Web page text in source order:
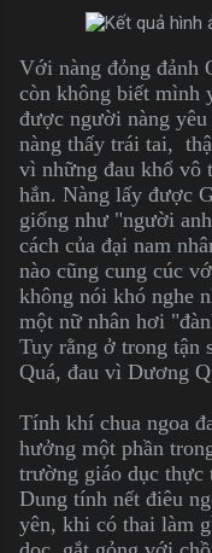
Với nàng đỏng đảnh
còn không biết mình
được người nàng
nàng thấy trái tai,
vì những đau khổ vô
hắn. Nàng lấy được
giống như "người
cách của đại nam
nào cũng cung cúc
không nói khó nghe
một nữ nhân hơi
Tuy rằng ở trong tận
Quá, đau vì Dương
Tính khí chua ngoa
hưởng một phần
trường giáo dục thực
Dung tính nết điêu
yên, khi có thai làm